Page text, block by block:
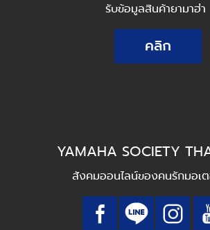
รับข้อมูลสินค้ายามาฮ่า
คลิก
YAMAHA SOCIETY
สังคมออนไลน์ของคนรักมอเ